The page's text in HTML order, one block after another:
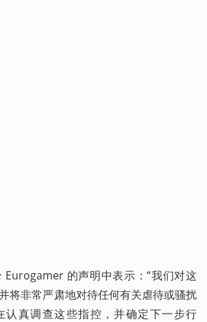
Eurogamer 的声明中表示：“我们对这
将非常严肃地对待任何有关虐待或骚扰
认真调查这些指控，并确定下一步行